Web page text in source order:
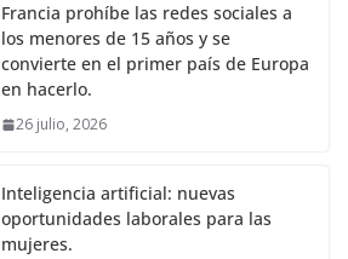
Francia prohíbe las redes sociales a
los menores de 15 años y se
convierte en el primer país de Europa
en hacerlo.
26 julio, 2026
Inteligencia artificial: nuevas
oportunidades laborales para las
mujeres.